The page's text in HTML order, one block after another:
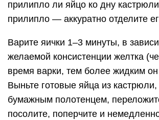
прилипло ли яйцо ко дну
прилипло — аккуратно отделите
Варите яички 1–3 минуты, в
желаемой консистенции желтка
время варки, тем более жидким он
Выньте готовые яйца из
бумажным полотенцем,
посолите, поперчите и